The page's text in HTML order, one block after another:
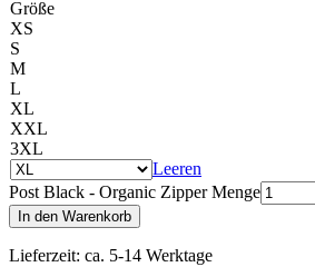
Größe
XS
S
M
L
XL
XXL
3XL
Leeren
Post Black - Organic Zipper Menge
In den Warenkorb
Lieferzeit: ca. 5-14 Werktage